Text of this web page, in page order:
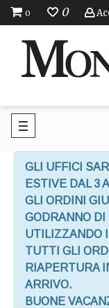
0 0
GLI UFFICI
ESTIVE DAL 3
GLI ORDINI
GODRANNO DI
UTILIZZANDO
TUTTI GLI
RIAPERTURA
ARRIVO.
BUONE